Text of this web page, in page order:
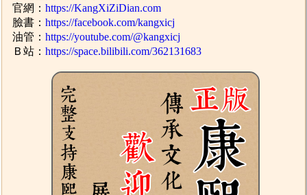
官網：https://KangXiZiDian.com
臉書：https://facebook.com/kangxicj
油管：https://youtube.com/@kangxicj
Ｂ站：https://space.bilibili.com/362131683